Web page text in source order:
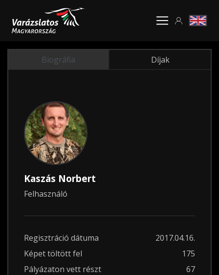
Biográfia Díjak
Kaszás Norbert
Felhasználó
Regisztráció dátuma
2017.04.16.
Képet töltött fel
175
Pályázaton vett részt
67